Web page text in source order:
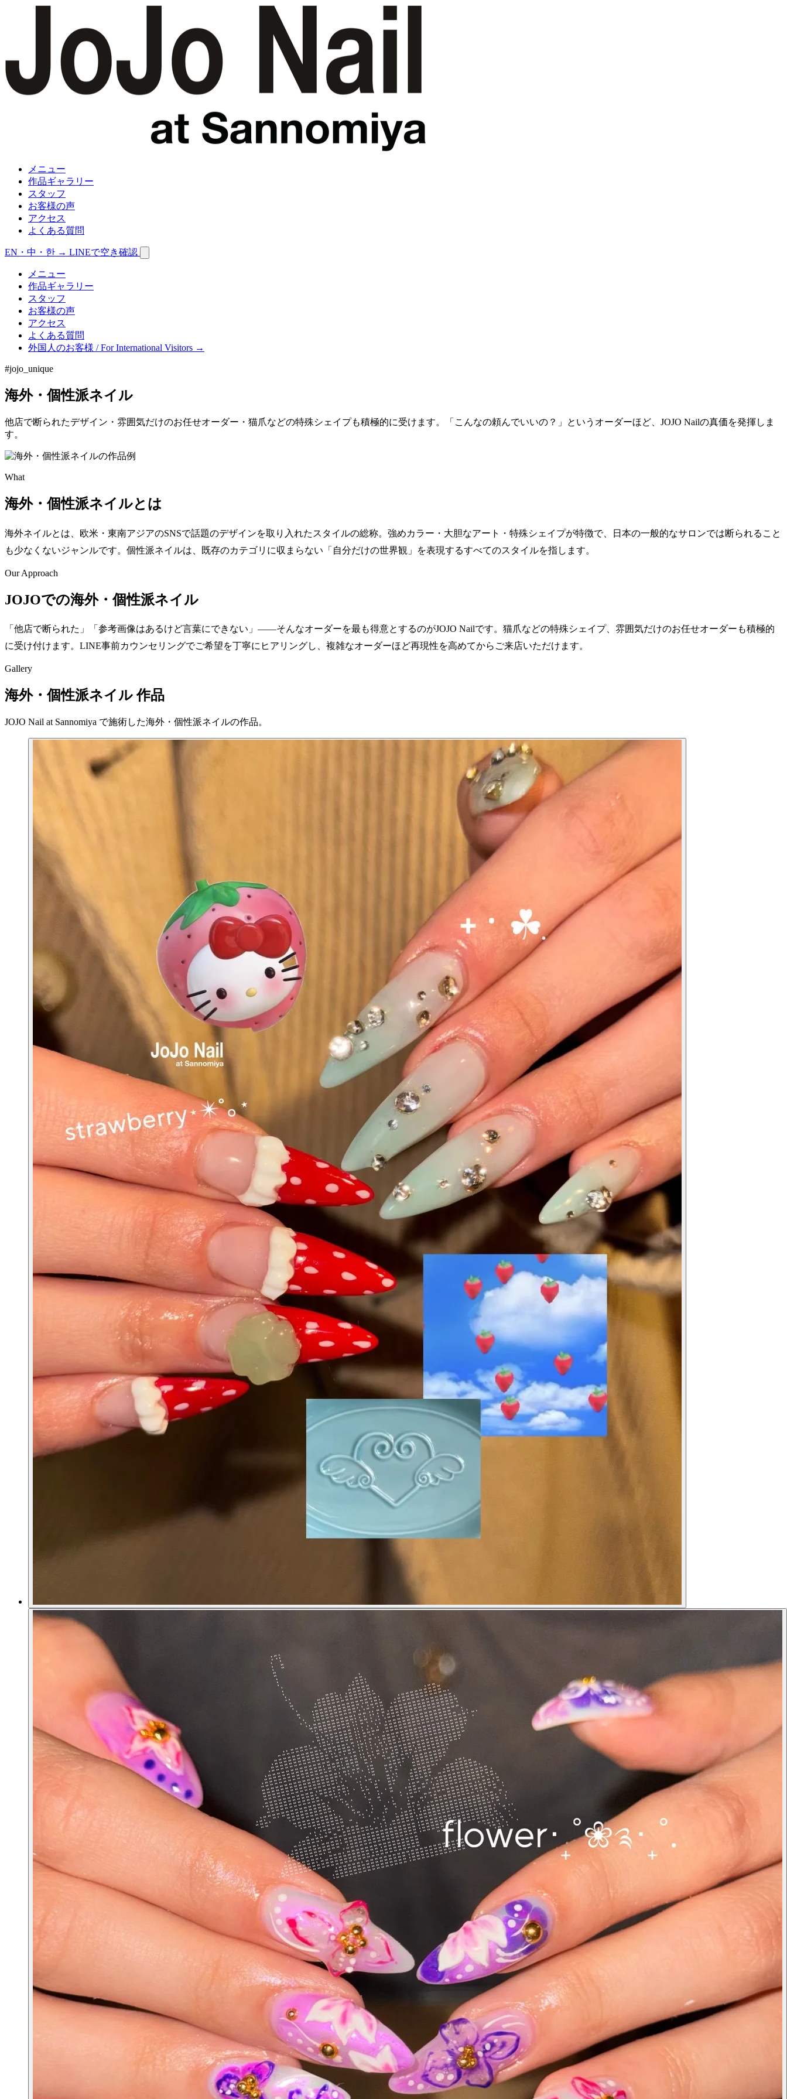
メニュー
作品ギャラリー
スタッフ
お客様の声
アクセス
よくある質問
EN・中・한 → LINEで空き確認
メニュー
作品ギャラリー
スタッフ
お客様の声
アクセス
よくある質問
外国人のお客様 / For International Visitors →
#jojo_unique
海外・個性派ネイル
他店で断られたデザイン・雰囲気だけのお任せオーダー・猫爪などの特殊シェイプも積極的に受けます。「こんなの頼んでいいの？」というオーダーほど、JOJO Nailの真価を発揮しま
す。
What
海外・個性派ネイルとは
海外ネイルとは、欧米・東南アジアのSNSで話題のデザインを取り入れたスタイルの総称。強めカラー・大胆なアート・特殊シェイプが特徴で、日本の一般的なサロンでは断られること
も少なくないジャンルです。個性派ネイルは、既存のカテゴリに収まらない「自分だけの世界観」を表現するすべてのスタイルを指します。
Our Approach
JOJOでの海外・個性派ネイル
「他店で断られた」「参考画像はあるけど言葉にできない」——そんなオーダーを最も得意とするのがJOJO Nailです。猫爪などの特殊シェイプ、雰囲気だけのお任せオーダーも積極的
に受け付けます。LINE事前カウンセリングでご希望を丁寧にヒアリングし、複雑なオーダーほど再現性を高めてからご来店いただけます。
Gallery
海外・個性派ネイル 作品
JOJO Nail at Sannomiya で施術した海外・個性派ネイルの作品。